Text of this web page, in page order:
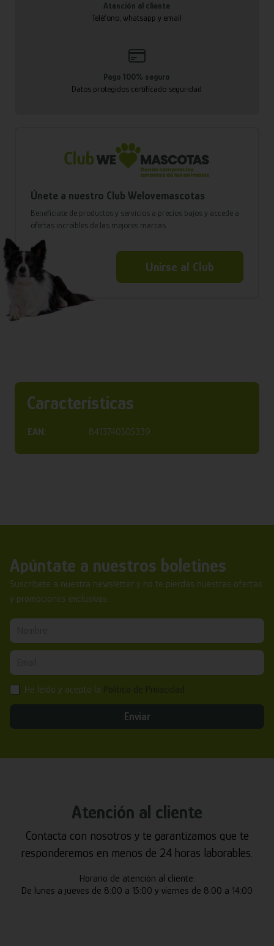
Atención al cliente
Teléfono, whatsapp y email
Pago 100% seguro
Datos protegidos certificado seguridad
Únete a nuestro Club Welovemascotas
Benefíciate de productos y servicios a precios bajos y accede a
ofertas increíbles de las mejores marcas
Unirse al Club
Características
EAN: 8413740505339
Apúntate a nuestros boletines
Suscríbete a nuestra newsletter y no te pierdas nuestras ofertas
y promociones exclusivas.
He leído y acepto la
Enviar
Atención al cliente
Contacta con nosotros y te garantizamos que te
responderemos en menos de 24 horas laborables.
Horario de atención al cliente:
De lunes a jueves de 8:00 a 15:00 y viernes de 8:00 a 14:00